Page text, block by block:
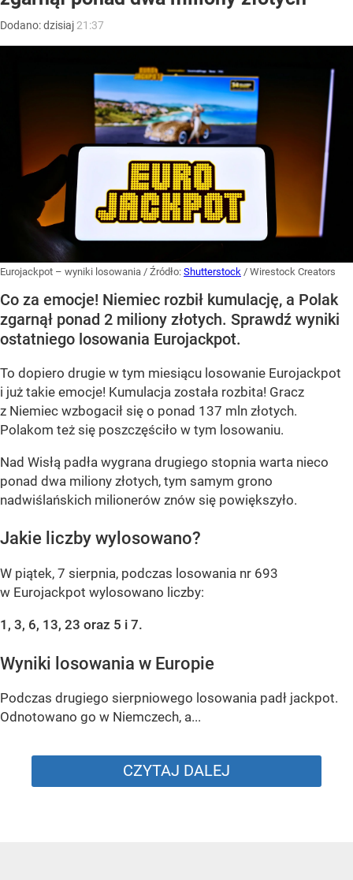
Dodano:dzisiaj 21:37
Eurojackpot – wyniki losowania / Źródło: Shutterstock / Wirestock Creators
Co za emocje! Niemiec rozbił kumulację, a Polak
zgarnął ponad 2 miliony złotych. Sprawdź wyniki
ostatniego losowania Eurojackpot.
To dopiero drugie w tym miesiącu losowanie Eurojackpot
i już takie emocje! Kumulacja została rozbita! Gracz
z Niemiec wzbogacił się o ponad 137 mln złotych.
Polakom też się poszczęściło w tym losowaniu.
Nad Wisłą padła wygrana drugiego stopnia warta nieco
ponad dwa miliony złotych, tym samym grono
nadwiślańskich milionerów znów się powiększyło.
Jakie liczby wylosowano?
W piątek, 7 sierpnia, podczas losowania nr 693
w Eurojackpot wylosowano liczby:
1, 3, 6, 13, 23 oraz 5 i 7.
Wyniki losowania w Europie
Podczas drugiego sierpniowego losowania padł jackpot.
Odnotowano go w Niemczech, a...
CZYTAJ DALEJ